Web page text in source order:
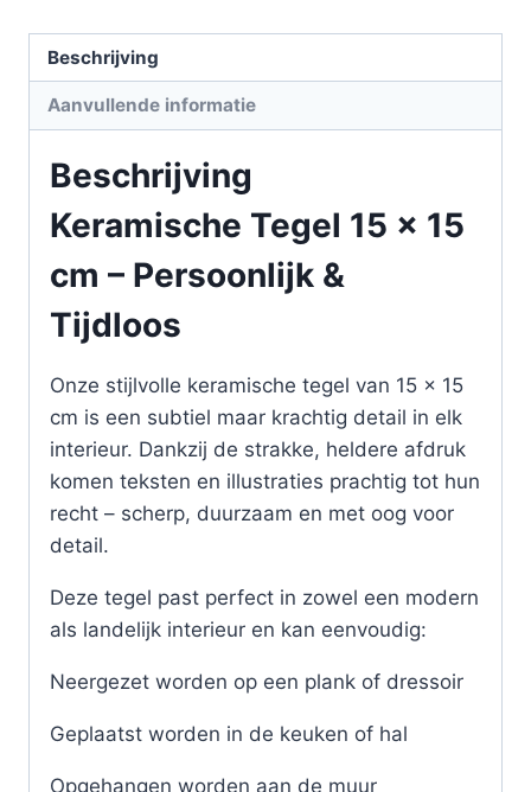
Beschrijving
Aanvullende informatie
Beschrijving
Keramische Tegel 15 x 15
cm – Persoonlijk &
Tijdloos
Onze stijlvolle keramische tegel van 15 x 15
cm is een subtiel maar krachtig detail in elk
interieur. Dankzij de strakke, heldere afdruk
komen teksten en illustraties prachtig tot hun
recht – scherp, duurzaam en met oog voor
detail.
Deze tegel past perfect in zowel een modern
als landelijk interieur en kan eenvoudig:
Neergezet worden op een plank of dressoir
Geplaatst worden in de keuken of hal
Opgehangen worden aan de muur